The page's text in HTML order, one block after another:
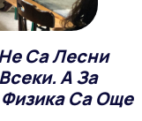
Са Лесни
А За
Са Още